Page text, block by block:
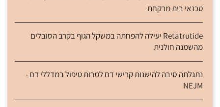
טכנאי בית מרקחת
Retatrutide יעילה להפחתה במשקל הגוף בקרב הסובלים
מהשמנה חולנית
נתגלתה סיבה להישנות קרישי דם למרות טיפול במדללי דם -
NEJM